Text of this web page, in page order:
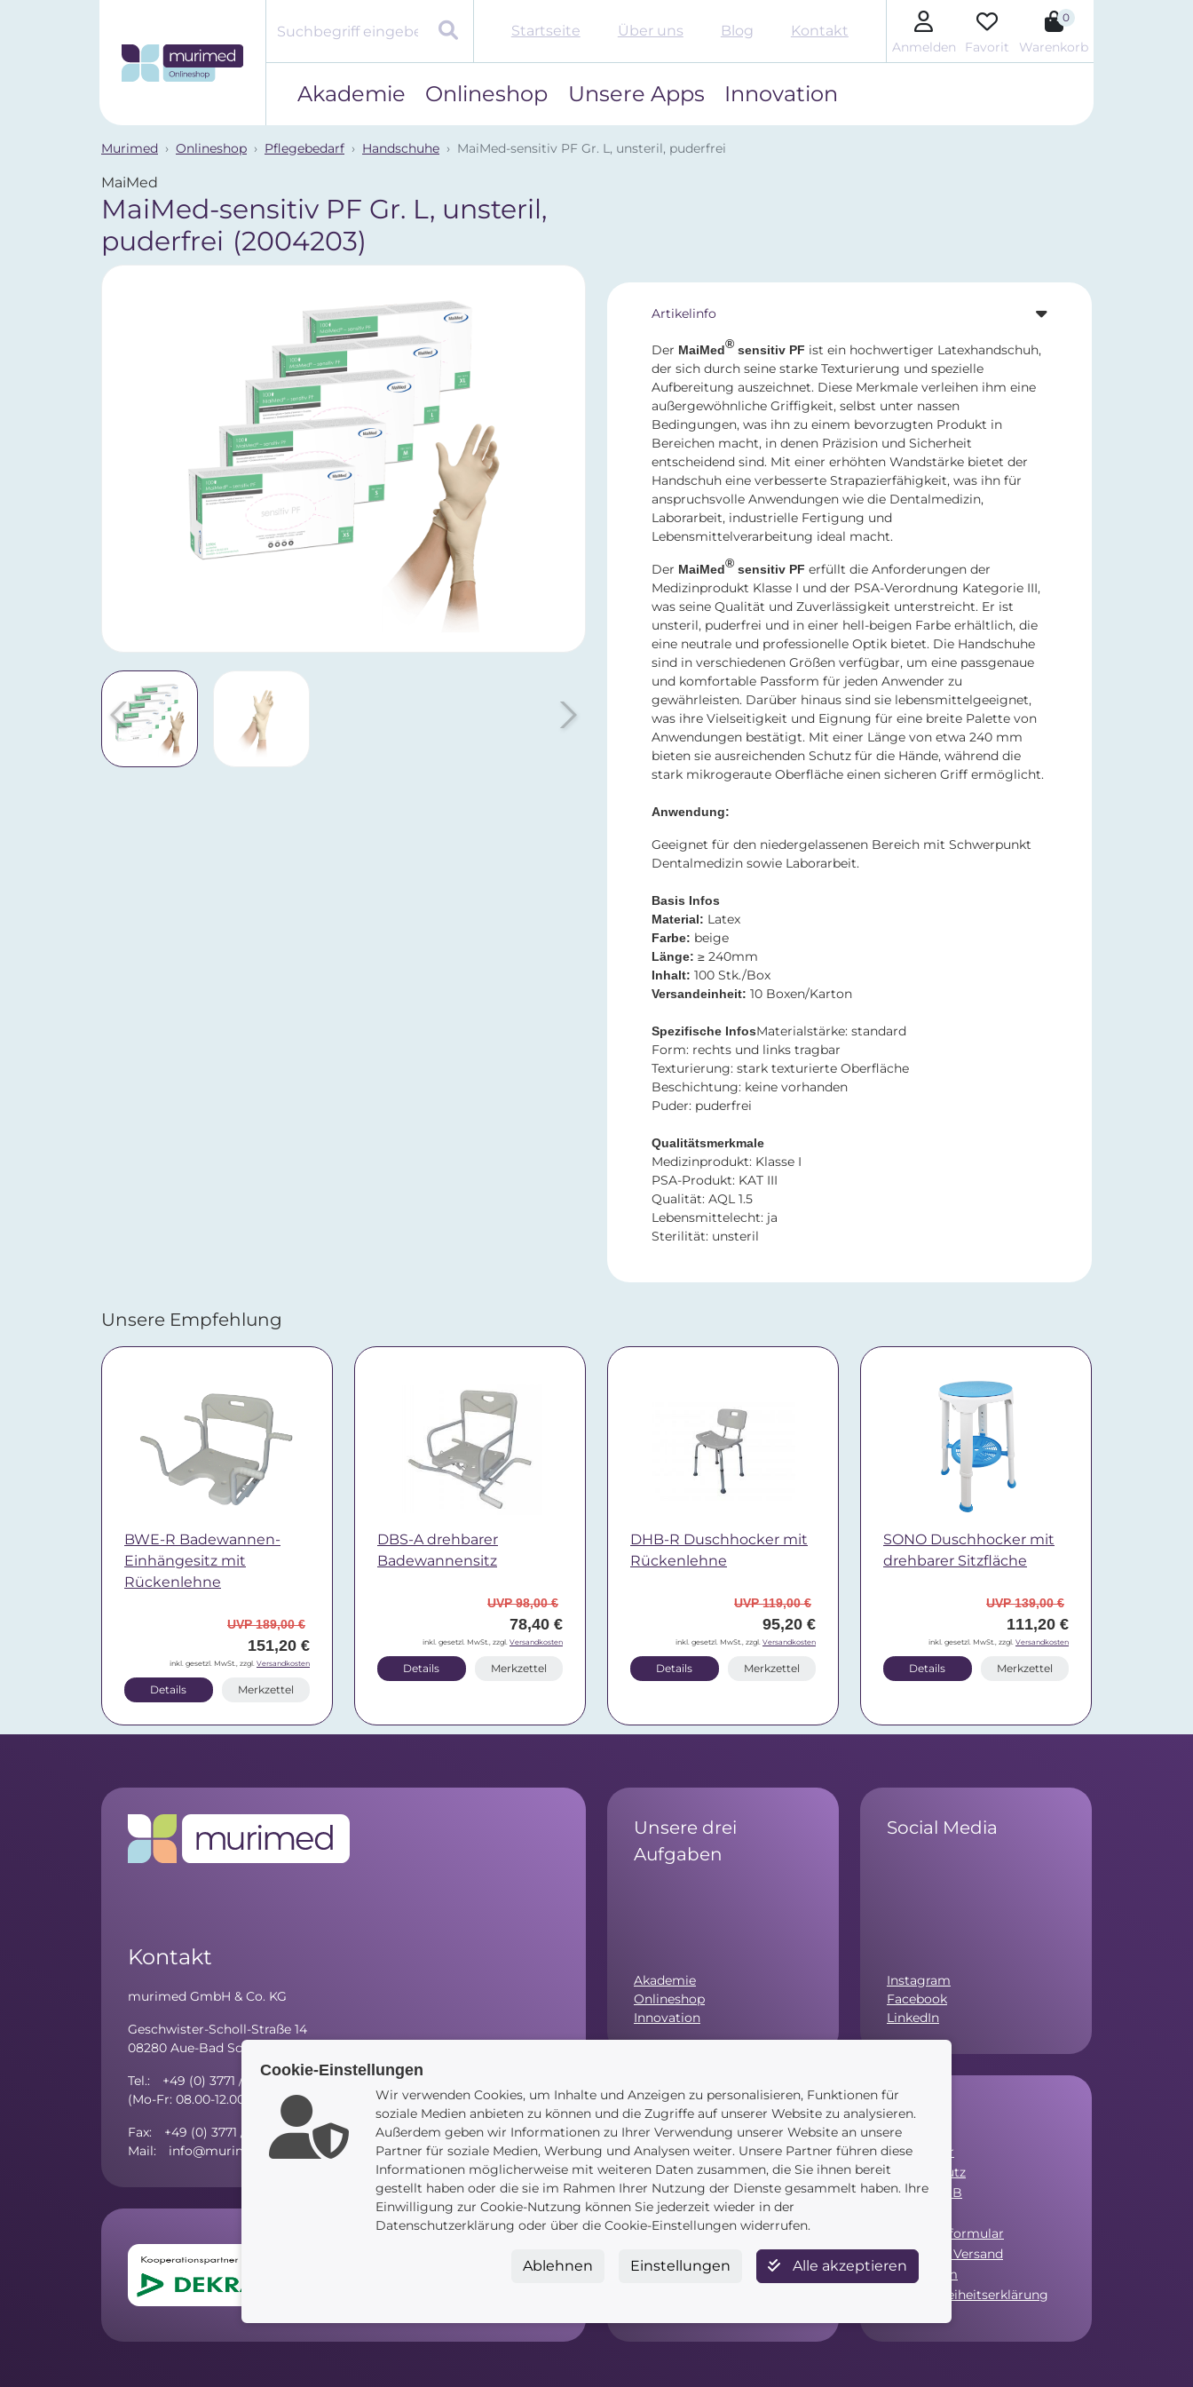
Startseite Über uns Blog Kontakt
Anmelden Favorit
0
Warenkorb
Akademie Onlineshop Unsere Apps Innovation
Murimed Onlineshop Pflegebedarf Handschuhe MaiMed-sensitiv PF Gr. L, unsteril, puderfrei
MaiMed
MaiMed-sensitiv PF Gr. L, unsteril,
puderfrei (2004203)
Artikelinfo
Der MaiMed® sensitiv PF ist ein hochwertiger Latexhandschuh,
der sich durch seine starke Texturierung und spezielle
Aufbereitung auszeichnet. Diese Merkmale verleihen ihm eine
außergewöhnliche Griffigkeit, selbst unter nassen
Bedingungen, was ihn zu einem bevorzugten Produkt in
Bereichen macht, in denen Präzision und Sicherheit
entscheidend sind. Mit einer erhöhten Wandstärke bietet der
Handschuh eine verbesserte Strapazierfähigkeit, was ihn für
anspruchsvolle Anwendungen wie die Dentalmedizin,
Laborarbeit, industrielle Fertigung und
Lebensmittelverarbeitung ideal macht.
Der MaiMed® sensitiv PF erfüllt die Anforderungen der
Medizinprodukt Klasse I und der PSA-Verordnung Kategorie III,
was seine Qualität und Zuverlässigkeit unterstreicht. Er ist
unsteril, puderfrei und in einer hell-beigen Farbe erhältlich, die
eine neutrale und professionelle Optik bietet. Die Handschuhe
sind in verschiedenen Größen verfügbar, um eine passgenaue
und komfortable Passform für jeden Anwender zu
gewährleisten. Darüber hinaus sind sie lebensmittelgeeignet,
was ihre Vielseitigkeit und Eignung für eine breite Palette von
Anwendungen bestätigt. Mit einer Länge von etwa 240 mm
bieten sie ausreichenden Schutz für die Hände, während die
stark mikrogeraute Oberfläche einen sicheren Griff ermöglicht.
Anwendung:
Geeignet für den niedergelassenen Bereich mit Schwerpunkt
Dentalmedizin sowie Laborarbeit.
Basis Infos
Material: Latex​​
Farbe: beige​​​​​​​​​​​​​​
Länge: ≥ 240mm
Inhalt: 100 Stk./Box
Versandeinheit: 10 Boxen/Karton
Spezifische Infos​​​​​​​Materialstärke: standard
Form: rechts und links tragbar
Texturierung: stark texturierte Oberfläche
Beschichtung: keine vorhanden
Puder: puderfrei
Qualitätsmerkmale
Medizinprodukt: Klasse I
PSA-Produkt: KAT III
Qualität: AQL 1.5
Lebensmittelecht: ja
Sterilität: unsteril
Unsere Empfehlung
BWE-R Badewannen-
Einhängesitz mit
Rückenlehne
UVP 189,00 €
151,20 €
inkl. gesetzl. MwSt., zzgl. Versandkosten
Details Merkzettel
DBS-A drehbarer
Badewannensitz
UVP 98,00 €
78,40 €
inkl. gesetzl. MwSt., zzgl. Versandkosten
Details Merkzettel
DHB-R Duschhocker mit
Rückenlehne
UVP 119,00 €
95,20 €
inkl. gesetzl. MwSt., zzgl. Versandkosten
Details Merkzettel
SONO Duschhocker mit
drehbarer Sitzfläche
UVP 139,00 €
111,20 €
inkl. gesetzl. MwSt., zzgl. Versandkosten
Details Merkzettel
Kontakt
murimed GmbH & Co. KG
Geschwister-Scholl-Straße 14
08280 Aue-Bad Schlema
Tel.: +49 (0) 3771 / 59 81 - 10
(Mo-Fr: 08.00-12.00 Uhr; Mo/Di/Do: 13.00-15.00 Uhr)
Fax: +49 (0) 3771 / 27 52 97 - 5
Mail: info@murimed.de
Unsere drei
Aufgaben
Akademie
Onlineshop
Innovation
Social Media
Instagram
Facebook
LinkedIn
Navigation
Startseite
Blog
Service
Newsletter
Datenschutz
Unsere AGB
Widerrufsformular
Zahlung & Versand
Impressum
Barrierefreiheitserklärung
Cookie-Einstellungen
Wir verwenden Cookies, um Inhalte und Anzeigen zu personalisieren, Funktionen für
soziale Medien anbieten zu können und die Zugriffe auf unserer Website zu analysieren.
Außerdem geben wir Informationen zu Ihrer Verwendung unserer Website an unsere
Partner für soziale Medien, Werbung und Analysen weiter. Unsere Partner führen diese
Informationen möglicherweise mit weiteren Daten zusammen, die Sie ihnen bereit
gestellt haben oder die sie im Rahmen Ihrer Nutzung der Dienste gesammelt haben. Ihre
Einwilligung zur Cookie-Nutzung können Sie jederzeit wieder in der
Datenschutzerklärung oder über die Cookie-Einstellungen widerrufen.
Alle akzeptieren
Einstellungen
Ablehnen